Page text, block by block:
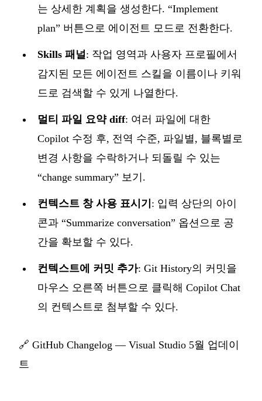
는 상세한 계획을 생성한다. “Implement
plan” 버튼으로 에이전트 모드로 전환한다.
Skills 패널 : 작업 영역과 사용자 프로필에서
감지된 모든 에이전트 스킬을 이름이나 키워
드로 검색할 수 있게 나열한다.
멀티 파일 요약 diff: 여러 파일에 대한
Copilot 수정 후, 전역 수준, 파일별, 블록별로
변경 사항을 수락하거나 되돌릴 수 있는
“change summary” 보기.
컨텍스트 창 사용 표시기 : 입력 상단의 아이
콘과 “Summarize conversation” 옵션으로 공
간을 확보할 수 있다.
컨텍스트에 커밋 추가: Git History의 커밋을
마우스 오른쪽 버튼으로 클릭해 Copilot Chat
의 컨텍스트로 첨부할 수 있다.
🔗 GitHub Changelog — Visual Studio 5월 업데이
트